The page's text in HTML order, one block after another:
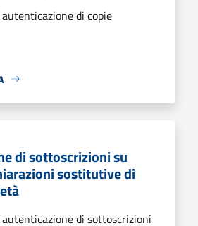
di copie
di sottoscrizioni su
sostitutive di
di sottoscrizioni